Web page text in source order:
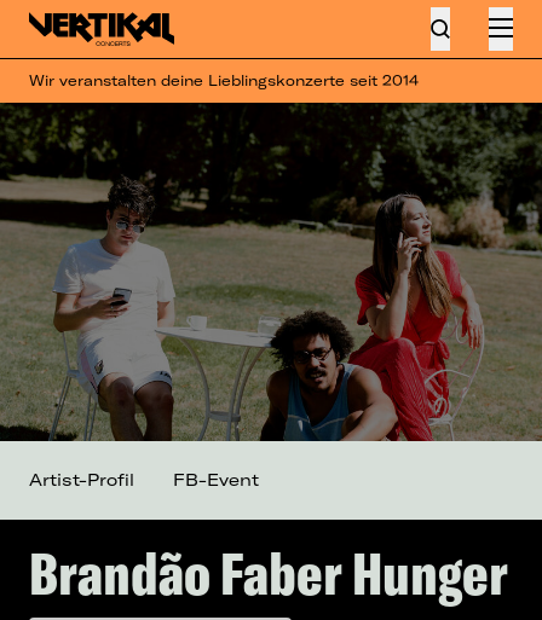
Wir veranstalten deine Lieblingskonzerte seit 2014
Brandão Faber Hunger
Artist-Profil FB-Event